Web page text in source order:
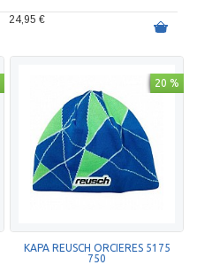
24,95 €
20 %
KAPA REUSCH ORCIERES 5175
750